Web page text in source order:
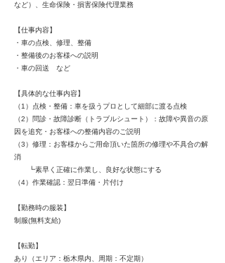
など）、生命保険・損害保険代理業務
【仕事内容】
・車の点検、修理、整備
・整備後のお客様への説明
・車の回送 など
【具体的な仕事内容】
（1）点検・整備：車を扱うプロとして細部に渡る点検
（2）問診・故障診断（トラブルシュート）：故障や異音の原
因を追究・お客様への整備内容のご説明
（3）修理：お客様からご用命頂いた箇所の修理や不具合の解
消
┗素早く正確に作業し、良好な状態にする
（4）作業確認：翌日準備・片付け
【勤務時の服装】
制服(無料支給)
【転勤】
あり（エリア：栃木県内、周期：不定期）